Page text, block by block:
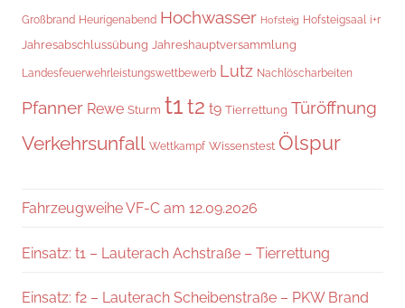
Großbrand Heurigenabend Hochwasser Hofsteig Hofsteigsaal i+r
Jahresabschlussübung Jahreshauptversammlung
Landesfeuerwehrleistungswettbewerb Lutz Nachlöscharbeiten
Pfanner Rewe Sturm t1t2 t9 Tierrettung Türöffnung
Verkehrsunfall Wettkampf Wissenstest Ölspur
Fahrzeugweihe VF-C am 12.09.2026
Einsatz: t1 – Lauterach Achstraße – Tierrettung
Einsatz: f2 – Lauterach Scheibenstraße – PKW Brand